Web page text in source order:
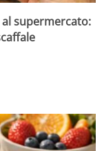
supermercato: